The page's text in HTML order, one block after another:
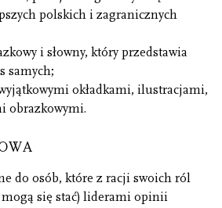
polskich i zagranicznych
i słowny, który przedstawia
samych;
okładkami, ilustracjami,
obrazkowymi.
do osób, które z racji swoich ról
mogą się stać) liderami opinii